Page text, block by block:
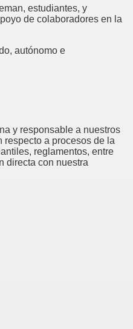
estudiantes, y
de colaboradores en la
autónomo e
y responsable a nuestros
respecto a procesos de la
reglamentos, entre
directa con nuestra